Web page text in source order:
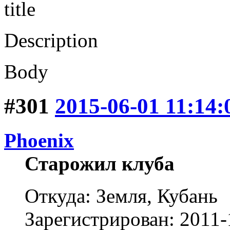
title
Description
Body
#301 2015-06-01
Phoenix
Старожил клуба
Откуда: Земля, Кубань
Зарегистрирован: